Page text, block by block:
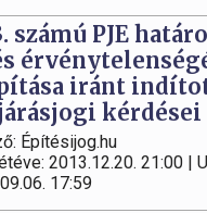
számú PJE
iránt
kérdései
Építésijog.hu
2013.12.20. 21:00 |
17:59